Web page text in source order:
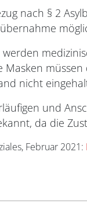
nach § 2
Masken
nicht
und
da die
Februar 2021: